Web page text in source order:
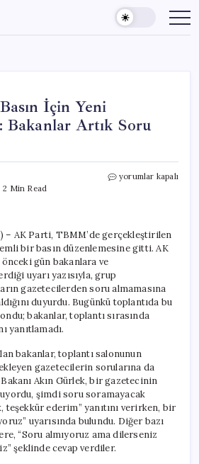
İçin Yeni
Bakanlar Artık Soru
2 Min Read
AK
Düzenlemeler:
Bakanlar
Almıyor
için
yorumlar kapalı
– AK Parti, TBMM’de gerçekleştirilen
bir basın düzenlemesine gitti. AK
önceki gün bakanlara ve
uyarı yazısıyla, grup
gazetecilerden soru almamasına
duyurdu. Bugünkü toplantıda bu
bakanlar, toplantı sırasında
yanıtlamadı.
bakanlar, toplantı salonunun
gazetecilerin sorularına da
Akın Gürlek, bir gazetecinin
şimdi soru soramayacak
teşekkür ederim” yanıtını verirken, bir
uyarısında bulundu. Diğer bazı
“Soru almıyoruz ama dilerseniz
şeklinde cevap verdiler.